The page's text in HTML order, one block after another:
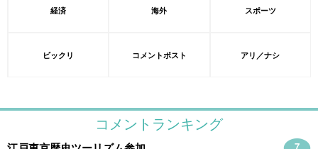
経済 海外 スポーツ
ビックリ コメントポスト アリ／ナシ